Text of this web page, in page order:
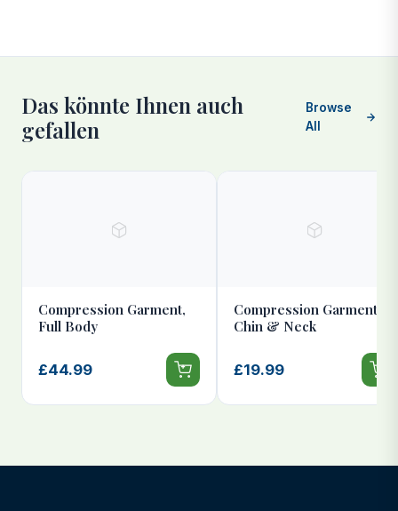
Das könnte Ihnen auch
gefallen
Browse
All
Compression Garment,
Full Body
£44.99
Compression Garment,
Chin & Neck
£19.99